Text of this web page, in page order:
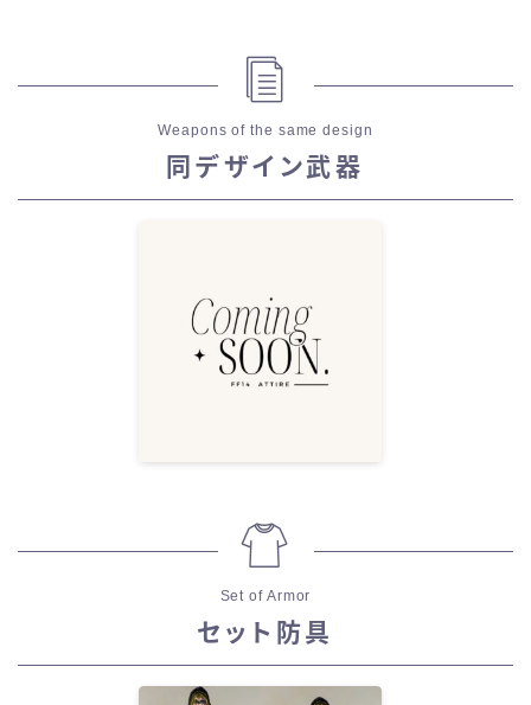
Weapons of the same design
同デザイン武器
Set of Armor
セット防具